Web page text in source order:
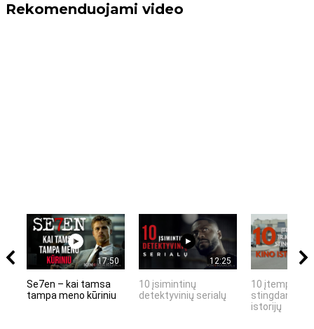
Rekomenduojami video
17:50
Se7en – kai tamsa
tampa meno kūriniu
12:25
10 įsimintinų
detektyvinių serialų
10 įtemptų,
stingdančių
istorijų